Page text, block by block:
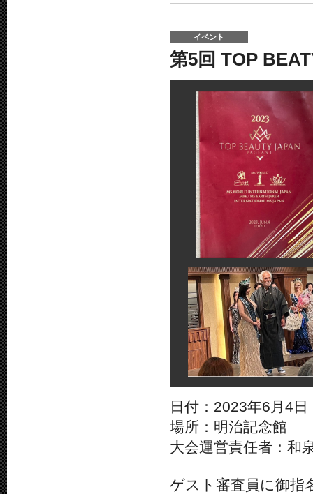
イベント
第5回 TOP
日付：2023年6月4日
場所：明治記念館
大会運営責任者：和
ゲスト審査員に御指